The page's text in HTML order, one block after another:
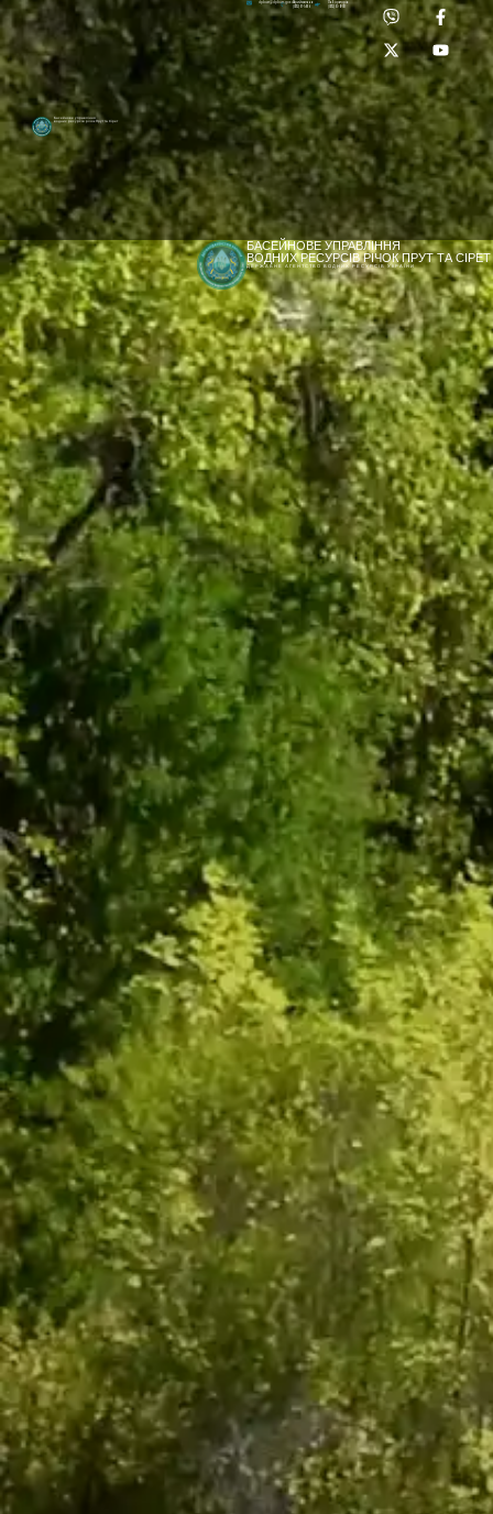
[newyear_garland]
Басейнове управління
водних ресурсів річок Прут та Сірет
Лабораторія:
(0372) 53-92-00
dpbuvr@dpbuvr.gov.uaПриймальня:
(0372) 51-14-56
БАСЕЙНОВЕ УПРАВЛІННЯ
ВОДНИХ РЕСУРСІВ РІЧОК ПРУТ ТА СІРЕТ
ДЕРЖАВНЕ АГЕНТСТВО ВОДНИХ РЕСУРСІВ УКРАЇНИ